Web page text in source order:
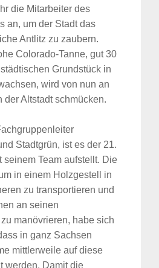
die Mitarbeiter des
an, um der Stadt das
Antlitz zu zaubern.
Colorado-Tanne, gut 30
Grundstück in
wird von nun an
der Altstadt schmücken.
Stadtgrün, ist es der 21.
seinem Team aufstellt. Die
in einem Holzgestell in
zu transportieren und
an seinen
manövrieren, habe sich
in ganz Sachsen
mittlerweile auf diese
werden. Damit die